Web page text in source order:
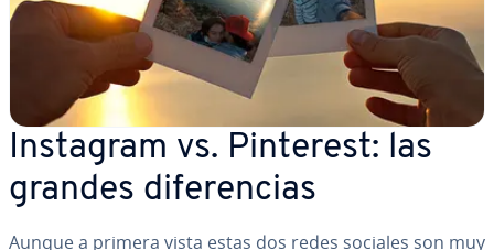
Instagram vs. Pinterest: las
grandes di­fe­re­n­cias
Aunque a primera vista estas dos redes sociales son muy